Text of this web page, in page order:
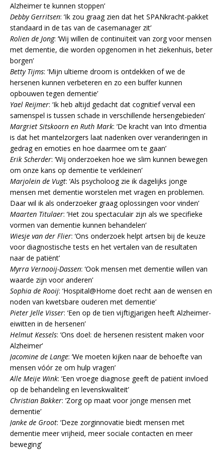
Alzheimer te kunnen stoppen’
Debby Gerritsen: ‘Ik zou graag zien dat het SPANkracht-pakket
standaard in de tas van de casemanager zit’
Rolien de Jong: ‘Wij willen de continuïteit van zorg voor mensen
met dementie, die worden opgenomen in het ziekenhuis, beter
borgen’
Betty Tijms: ‘Mijn ultieme droom is ontdekken of we de
hersenen kunnen verbeteren en zo een buffer kunnen
opbouwen tegen dementie’
Yael Reijmer: ‘Ik heb altijd gedacht dat cognitief verval een
samenspel is tussen schade in verschillende hersengebieden’
Margriet Sitskoorn en Ruth Mark: ‘De kracht van Into d’mentia
is dat het mantelzorgers laat nadenken over veranderingen in
gedrag en emoties en hoe daarmee om te gaan’
Erik Scherder: ‘Wij onderzoeken hoe we slim kunnen bewegen
om onze kans op dementie te verkleinen’
Marjolein de Vugt: ‘Als psycholoog zie ik dagelijks jonge
mensen met dementie worstelen met vragen en problemen.
Daar wil ik als onderzoeker graag oplossingen voor vinden’
Maarten Titulaer: ‘Het zou spectaculair zijn als we specifieke
vormen van dementie kunnen behandelen’
Wiesje van der Flier: ‘Ons onderzoek helpt artsen bij de keuze
voor diagnostische tests en het vertalen van de resultaten
naar de patiënt’
Myrra Vernooij-Dassen: ‘Ook mensen met dementie willen van
waarde zijn voor anderen’
Sophia de Rooij: ‘Hospital@Home doet recht aan de wensen en
noden van kwetsbare ouderen met dementie’
Pieter Jelle Visser: ‘Een op de tien vijftigjarigen heeft Alzheimer-
eiwitten in de hersenen’
Helmut Kessels: ‘Ons doel: de hersenen resistent maken voor
Alzheimer’
Jacomine de Lange: ‘We moeten kijken naar de behoefte van
mensen vóór ze om hulp vragen’
Alle Meije Wink: ‘Een vroege diagnose geeft de patiënt invloed
op de behandeling en levenskwaliteit’
Christian Bakker: ‘Zorg op maat voor jonge mensen met
dementie’
Janke de Groot: ‘Deze zorginnovatie biedt mensen met
dementie meer vrijheid, meer sociale contacten en meer
beweging’